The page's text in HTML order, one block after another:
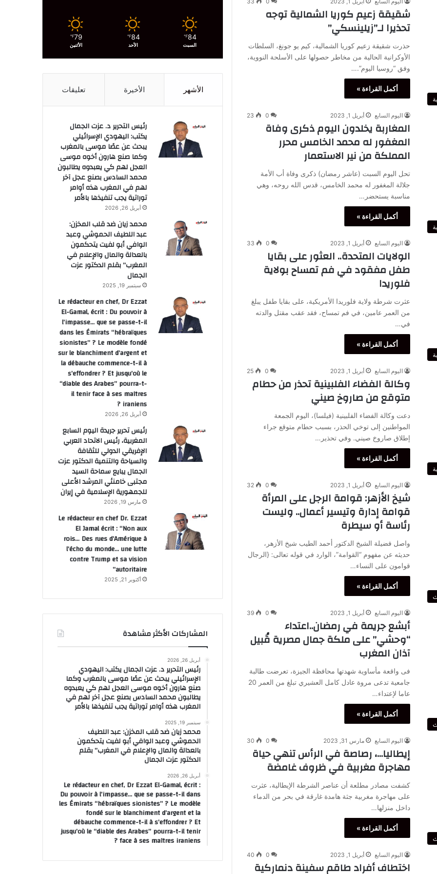
شقيقة زعيم كوريا الشمالية توجه
تحذيرا لـ”زيلينسكي”
حذرت شقيقة زعيم كوريا الشمالية، كيم يو جونغ، السلطات
الأوكرانية الحالية من مخاطر حصولها على الأسلحة النووية،
وفق “روسيا اليوم”.…
أكمل القراءة »
اليوم السابع أبريل 1, 2023 0
23
المغاربة يخلدون اليوم ذكرى وفاة
المغفور له محمد الخامس محرر
المملكة من نير الاستعمار
تحل اليوم السبت (عاشر رمضان) ذكرى وفاة أب الأمة
جلالة المغفور له محمد الخامس، قدس الله روحه، وهي
مناسبة يستحضر…
أكمل القراءة »
اليوم السابع أبريل 1, 2023 0
33
الولايات المتحدة.. العثور على بقايا
طفل مفقود في فم تمساح بولاية
فلوريدا
عثرت شرطة ولاية فلوريدا الأمريكية، على بقايا طفل يبلغ
من العمر عامين، في فم تمساح، فقد عقب مقتل والدته
في…
أكمل القراءة »
اليوم السابع أبريل 1, 2023 0
25
وكالة الفضاء الفلبينية تحذر من حطام
متوقع من صاروخ صيني
دعت وكالة الفضاء الفلبينية (فيلسا)، اليوم الجمعة
المواطنين إلى توخي الحذر، بسبب حطام متوقع جراء
إطلاق صاروخ صيني. وفي تحذير…
أكمل القراءة »
اليوم السابع أبريل 1, 2023 0
32
شيخ الأزهر: قوامة الرجل على المرأة
قوامة إدارة وتيسير أعمال.. وليست
رئاسة أو سيطرة
واصل فضيلة الشيخ الدكتور أحمد الطيب شيخ الأزهر،
حديثه عن مفهوم “القوامة”، الوارد في قوله تعالى: {الرجال
قوامون على النساء…
أكمل القراءة »
اليوم السابع أبريل 1, 2023 0
39
أبشع جريمة في رمضان..اعتداء
“وحشي” على ملكة جمال مصرية قُبيل
آذان المغرب
فى واقعة مأساوية شهدتها محافظة الجيزة، تعرضت طالبة
جامعية تدعى مروة عادل كامل العشيري تبلغ من العمر 20
عاما لإعتداء…
أكمل القراءة »
اليوم السابع مارس 31, 2023 0
30
إيطاليا…، رصاصة في الرأس تنهي حياة
مهاجرة مغربية في ظروف غامضة
كشفت مصادر مطلعة أن عناصر الشرطة الإيطالية، عثرت
على مهاجرة مغربية جثة هامدة غارقة في بحر من الدماء
داخل منزلها…
أكمل القراءة »
اليوم السابع أبريل 1, 2023 0
40
اختطاف أفراد طاقم سفينة دنماركية
84
℉
السبت
84
℉
الأحد
79
℉
الأثنين
الأشهر الأخيرة تعليقات
رئيس التحرير د. عزت الجمال
يكتب: اليهودي الإسرائيلي
يبحث عن عصًا موسى بالمغرب
وكما صنع هارون أخوه موسى
العجل لهم كي يعبدوه يطالبون
محمد السادس بصنع عجل آخر
لهم في المغرب هذه أوامر
توراتية يجب تنفيذها بالأمر
أبريل 26, 2026
محمد زيان ضد قلب المخزن:
عبد اللطيف الحموشي وعبد
الوافي أبو لفيت يتحكمون
بالعدالة والمال والإعلام في
المغرب” بقلم الدكتور عزت
الجمال
سبتمبر 19, 2025
Le rédacteur en chef, Dr Ezzat
El-Gamal, écrit : Du pouvoir à
l’impasse… que se passe-t-il
dans les Émirats “hébraïques
sionistes” ? Le modèle fondé
sur le blanchiment d’argent et
la débauche commence-t-il à
s’effondrer ? Et jusqu’où le
“diable des Arabes” pourra-t-
il tenir face à ses maîtres
iraniens ?
أبريل 26, 2026
رئيس تحرير جريدة اليوم السابع
المغربية، رئيس الاتحاد العربي
الإفريقي الدولي للثقافة
والسياحة والتنمية الدكتور عزت
الجمال يبايع سماحة السيد
مجتبى خامنئي المرشد الأعلى
للجمهورية الإسلامية في إيران
مارس 19, 2026
Le rédacteur en chef Dr. Ezzat
El Jamal écrit : “Non aux
rois… Des rues d’Amérique à
l’écho du monde… une lutte
contre Trump et sa vision
autoritaire”
أكتوبر 21, 2025
المشاركات الأكثر مشاهدة
أبريل 26, 2026
رئيس التحرير د. عزت الجمال يكتب: اليهودي
الإسرائيلي يبحث عن عصًا موسى بالمغرب وكما
صنع هارون أخوه موسى العجل لهم كي يعبدوه
يطالبون محمد السادس بصنع عجل آخر لهم في
المغرب هذه أوامر توراتية يجب تنفيذها بالأمر
سبتمبر 19, 2025
محمد زيان ضد قلب المخزن: عبد اللطيف
الحموشي وعبد الوافي أبو لفيت يتحكمون
بالعدالة والمال والإعلام في المغرب” بقلم
الدكتور عزت الجمال
أبريل 26, 2026
Le rédacteur en chef, Dr Ezzat El-Gamal, écrit :
Du pouvoir à l’impasse… que se passe-t-il dans
les Émirats “hébraïques sionistes” ? Le modèle
fondé sur le blanchiment d’argent et la
débauche commence-t-il à s’effondrer ? Et
jusqu’où le “diable des Arabes” pourra-t-il tenir
face à ses maîtres iraniens ?